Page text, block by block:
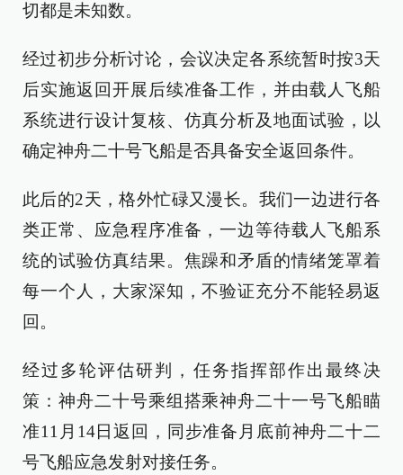
切都是未知数。
经过初步分析讨论，会议决定各系统暂时按3天
后实施返回开展后续准备工作，并由载人飞船
系统进行设计复核、仿真分析及地面试验，以
确定神舟二十号飞船是否具备安全返回条件。
此后的2天，格外忙碌又漫长。我们一边进行各
类正常、应急程序准备，一边等待载人飞船系
统的试验仿真结果。焦躁和矛盾的情绪笼罩着
每一个人，大家深知，不验证充分不能轻易返
回。
经过多轮评估研判，任务指挥部作出最终决
策：神舟二十号乘组搭乘神舟二十一号飞船瞄
准11月14日返回，同步准备月底前神舟二十二
号飞船应急发射对接任务。